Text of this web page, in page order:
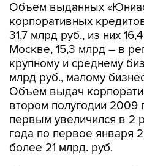
Объем выданных
корпоративных
31,7 млрд руб., из них
Москве, 15,3 млрд – в
крупному и среднему
млрд руб., малому
Объем выдач
втором полугодии 2009
первым увеличился в 2
года по первое января
более 21 млрд. руб.